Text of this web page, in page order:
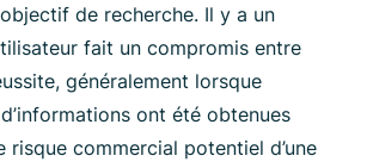
de recherche. Il y a un
fait un compromis entre
généralement lorsque
ont été obtenues
risque commercial potentiel d’une